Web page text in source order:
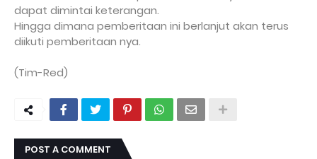
dapat dimintai keterangan.
Hingga dimana pemberitaan ini berlanjut akan terus
diikuti pemberitaan nya.
(Tim-Red)
POST A COMMENT